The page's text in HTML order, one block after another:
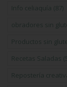
Info celiaquía (87)
obradores sin
Productos sin
Recetas Saladas
Repostería